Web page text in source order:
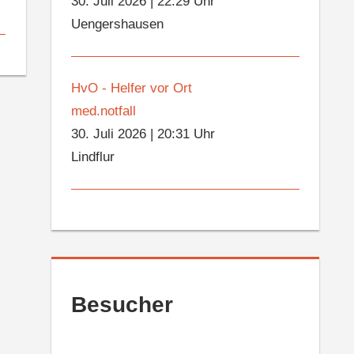
Uengershausen
HvO - Helfer vor Ort
med.notfall
30. Juli 2026 |20:31 Uhr
Lindflur
Besucher